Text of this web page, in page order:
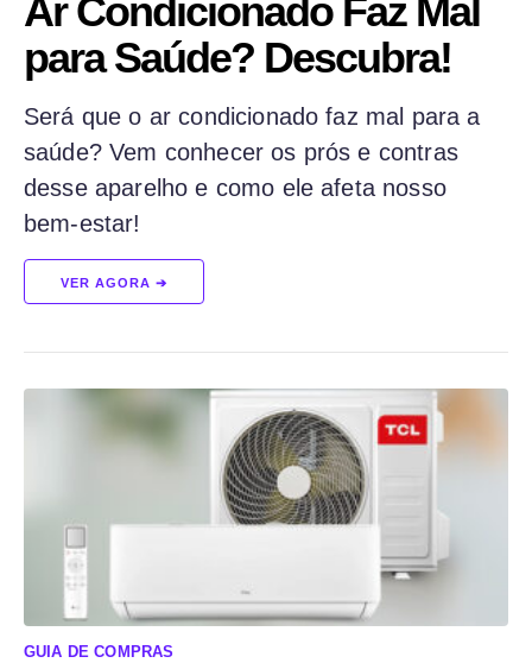
Ar Condicionado Faz Mal
para Saúde? Descubra!
Será que o ar condicionado faz mal para a
saúde? Vem conhecer os prós e contras
desse aparelho e como ele afeta nosso
bem-estar!
VER AGORA ➔
GUIA DE COMPRAS